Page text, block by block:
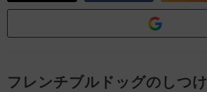
フレンチブルドッグのしつけ